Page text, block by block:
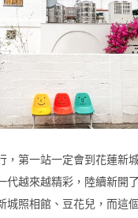
，第一站一定會到花蓮新
代越來越精彩，陸續新開
城照相館、豆花兒，而這